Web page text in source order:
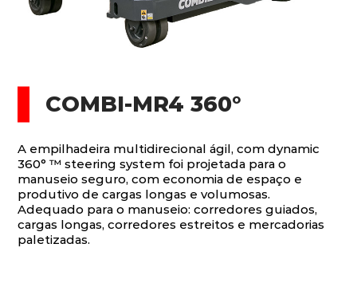
COMBI-MR4 360°
A empilhadeira multidirecional ágil, com dynamic
360° ™ steering system foi projetada para o
manuseio seguro, com economia de espaço e
produtivo de cargas longas e volumosas.
Adequado para o manuseio: corredores guiados,
cargas longas, corredores estreitos e mercadorias
paletizadas.